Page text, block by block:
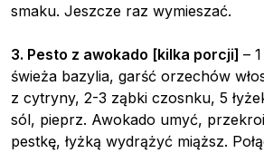
smaku. Jeszcze raz wymieszać.
3. Pesto z awokado [kilka porcji] –
świeża bazylia, garść orzechów
z cytryny, 2-3 ząbki czosnku, 5
sól, pieprz. Awokado umyć,
pestkę, łyżką wydrążyć miąższ.